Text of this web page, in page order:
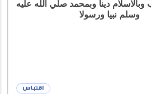
دينا وبمحمد صلي الله عليه
وسلم نبيا ورسولا